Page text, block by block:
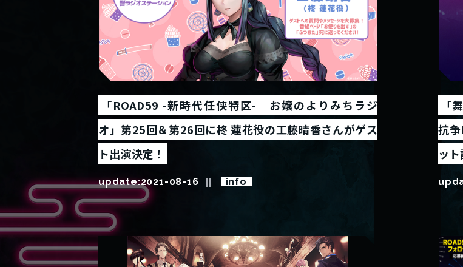
「ROAD59 -新時代任侠特区- お嬢のよりみちラジ
オ」第25回＆第26回に柊 蓮花役の工藤晴香さんがゲス
ト出演決定！
update:2021-08-16 info
「
抗
ッ